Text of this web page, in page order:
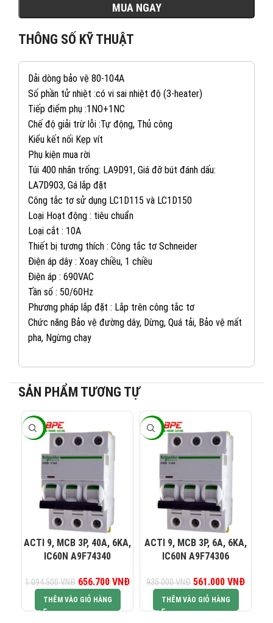
MUA NGAY
THÔNG SỐ KỸ THUẬT
Dải dòng bảo vệ 80-104A
Số phần tử nhiệt :có vi sai nhiệt độ (3-heater)
Tiếp điểm phụ :1NO+1NC
Chế độ giải trừ lỗi :Tự động, Thủ công
Kiểu kết nối Kẹp vít
Phụ kiện mua rời
Túi 400 nhãn trống: LA9D91, Giá đỡ bút đánh dấu:
LA7D903, Gá lắp đặt
Công tắc tơ sử dụng LC1D115 và LC1D150
Loại Hoạt động : tiêu chuẩn
Loại cắt : 10A
Thiết bị tương thích : Công tắc tơ Schneider
Điện áp dây : Xoay chiều, 1 chiều
Điện áp : 690VAC
Tần số : 50/60Hz
Phương pháp lắp đặt : Lắp trên công tắc tơ
Chức năng Bảo vệ đường dây, Dừng, Quá tải, Bảo vệ mất
pha, Ngừng chạy
SẢN PHẨM TƯƠNG TỰ
-40%
ACTI 9, MCB 3P, 40A, 6KA,
IC60N A9F74340
1.094.500VNĐ
Giá gốc là:
1.094.500 VNĐ.
656.700 VNĐ Giá hiện tại là:
656.700 VNĐ.
THÊM VÀO GIỎ HÀNG
-40%
ACTI 9, MCB 3P, 6A, 6KA,
IC60N A9F74306
935.000VNĐ
Giá gốc là:
935.000 VNĐ.
561.000 VNĐ
THÊM VÀO GIỎ HÀNG
KINH DOANH 1: 082 234 2688
KINH DOANH 3:
KINH DOANH 4: 0823 944 186